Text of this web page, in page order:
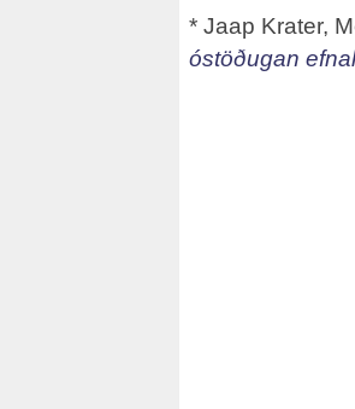
* Jaap Krater,
óstöðugan